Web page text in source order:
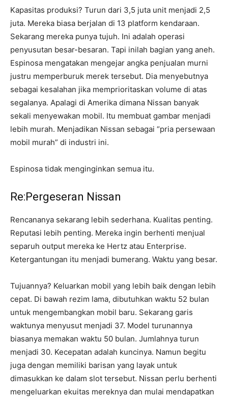
Kapasitas produksi? Turun dari 3,5 juta unit menjadi 2,5
juta. Mereka biasa berjalan di 13 platform kendaraan.
Sekarang mereka punya tujuh. Ini adalah operasi
penyusutan besar-besaran. Tapi inilah bagian yang aneh.
Espinosa mengatakan mengejar angka penjualan murni
justru memperburuk merek tersebut. Dia menyebutnya
sebagai kesalahan jika memprioritaskan volume di atas
segalanya. Apalagi di Amerika dimana Nissan banyak
sekali menyewakan mobil. Itu membuat gambar menjadi
lebih murah. Menjadikan Nissan sebagai “pria persewaan
mobil murah” di industri ini.
Espinosa tidak menginginkan semua itu.
Re:Pergeseran Nissan
Rencananya sekarang lebih sederhana. Kualitas penting.
Reputasi lebih penting. Mereka ingin berhenti menjual
separuh output mereka ke Hertz atau Enterprise.
Ketergantungan itu menjadi bumerang. Waktu yang besar.
Tujuannya? Keluarkan mobil yang lebih baik dengan lebih
cepat. Di bawah rezim lama, dibutuhkan waktu 52 bulan
untuk mengembangkan mobil baru. Sekarang garis
waktunya menyusut menjadi 37. Model turunannya
biasanya memakan waktu 50 bulan. Jumlahnya turun
menjadi 30. Kecepatan adalah kuncinya. Namun begitu
juga dengan memiliki barisan yang layak untuk
dimasukkan ke dalam slot tersebut. Nissan perlu berhenti
mengeluarkan ekuitas mereknya dan mulai mendapatkan